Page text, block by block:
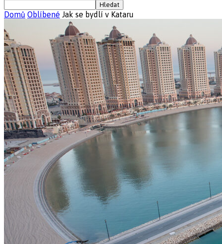
Domů Oblíbené Jak se bydlí v Kataru